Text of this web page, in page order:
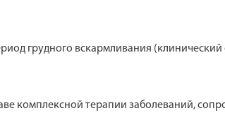
грудного вскармливания
комплексной терапии заболеваний,